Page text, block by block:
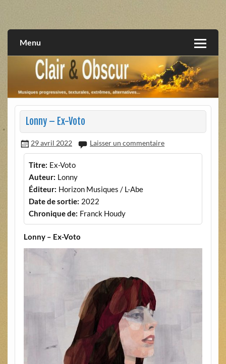
extrêmes, alternatives, texturales
Menu
Lonny – Ex-Voto
29 avril 2022 Laisser un commentaire
Titre: Ex-Voto
Auteur: Lonny
Éditeur: Horizon Musiques / L-Abe
Date de sortie: 2022
Chronique de: Franck Houdy
Lonny – Ex-Voto